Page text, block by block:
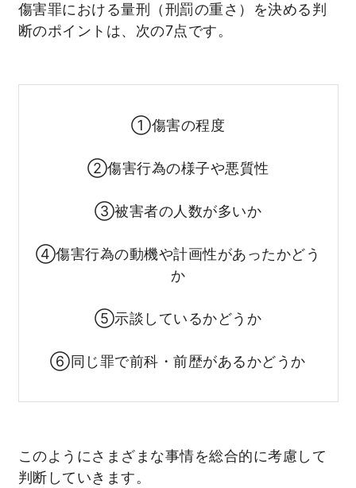
傷害罪における量刑（刑罰の重さ）を決める判
断のポイントは、次の7点です。
①傷害の程度
②傷害行為の様子や悪質性
③被害者の人数が多いか
④傷害行為の動機や計画性があったかどう
か
⑤示談しているかどうか
⑥同じ罪で前科・前歴があるかどうか
このようにさまざまな事情を総合的に考慮して
判断していきます。